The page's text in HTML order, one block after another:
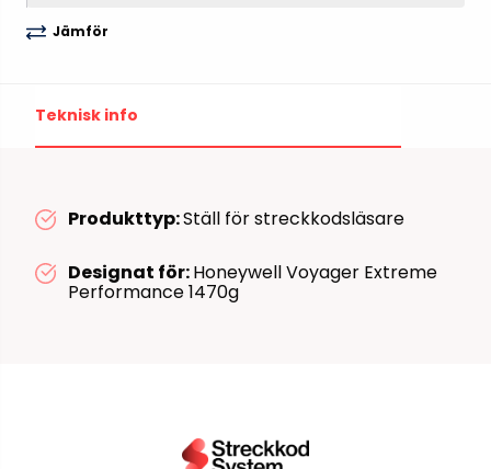
Jämför
Teknisk info
Produkttyp:Ställ för streckkodsläsare
Designat för:Honeywell Voyager Extreme
Performance 1470g